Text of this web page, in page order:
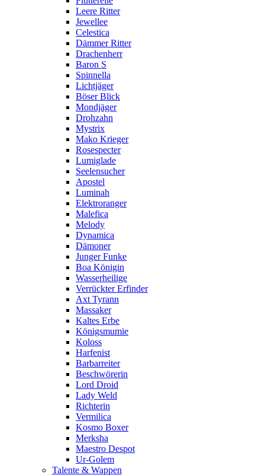
Leere Ritter
Jewellee
Celestica
Dämmer Ritter
Drachenherr
Baron S
Spinnella
Lichtjäger
Böser Blick
Mondjäger
Drohzahn
Mystrix
Mako Krieger
Rosespecter
Lumiglade
Seelensucher
Apostel
Luminah
Elektroranger
Malefica
Melody
Dynamica
Dämoner
Junger Funke
Boa Königin
Wasserheilige
Verrückter Erfinder
Axt Tyrann
Massaker
Kaltes Erbe
Königsmumie
Koloss
Harfenist
Barbarreiter
Beschwörerin
Lord Droid
Lady Weld
Richterin
Vermilica
Kosmo Boxer
Merksha
Maestro Despot
Ur-Golem
Talente & Wappen